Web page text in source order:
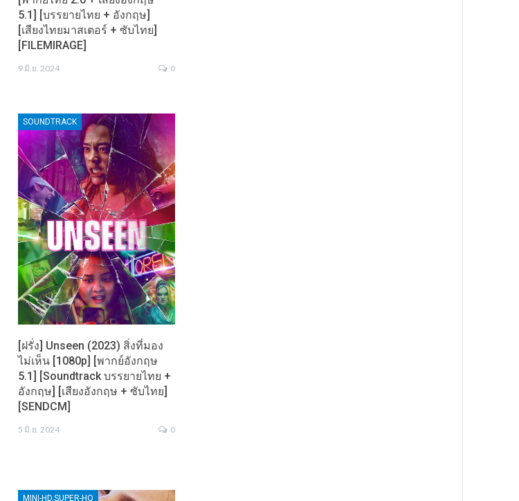
5.1] [บรรยายไทย + อังกฤษ]
[เสียงไทยมาสเตอร์ + ซับไทย]
[FILEMIRAGE]
9 มิ.ย. 2024 0
SOUNDTRACK
[ฝรั่ง] Unseen (2023) สิ่งที่มอง
ไม่เห็น [1080p] [พากย์อังกฤษ
5.1] [Soundtrack บรรยายไทย +
อังกฤษ] [เสียงอังกฤษ + ซับไทย]
[SENDCM]
5 มิ.ย. 2024 0
MINI-HD,SUPER-HQ